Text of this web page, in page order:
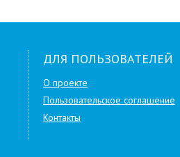
ДЛЯ ПОЛЬЗОВАТЕЛЕЙ
О проекте
Пользовательское соглашение
Контакты